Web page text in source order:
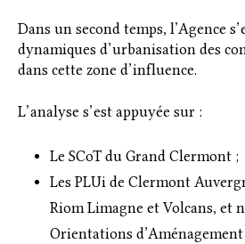
Dans un second temps, l’Agence
dynamiques d’urbanisation des
dans cette zone d’influence.
L’analyse s’est appuyée sur :
Le SCoT du Grand Clermont ;
Les PLUi de Clermont
Riom Limagne et Volcans, et
Orientations d’Aménagement